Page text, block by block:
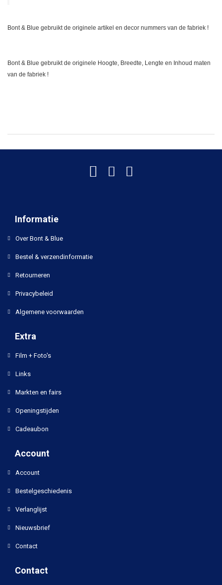
Bont & Blue gebruikt de originele artikel en decor nummers van de fabriek !
Bont & Blue gebruikt de originele Hoogte, Breedte, Lengte en Inhoud maten
van de fabriek !
Informatie
Over Bont & Blue
Bestel & verzendinformatie
Retourneren
Privacybeleid
Algemene voorwaarden
Extra
Film + Foto's
Links
Markten en fairs
Openingstijden
Cadeaubon
Account
Account
Bestelgeschiedenis
Verlanglijst
Nieuwsbrief
Contact
Contact